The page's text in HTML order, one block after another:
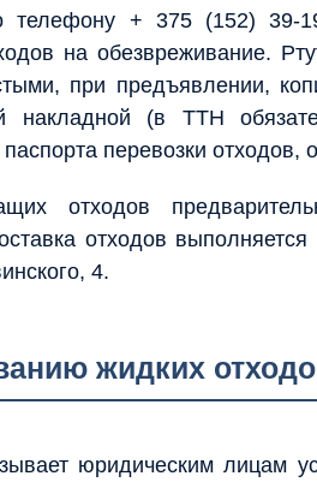
телефону + 375 (152) 39-
на обезвреживание.
при предъявлении,
накладной (в ТТН
перевозки
отходов
отходов выполняется
4.
жидких
юридическим лицам